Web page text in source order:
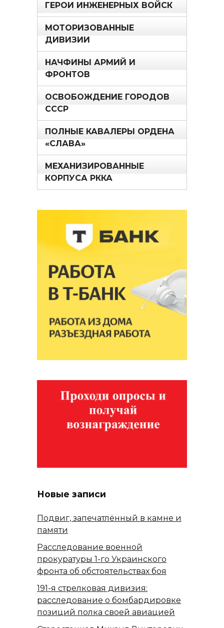
ГЕРОИ ИНЖЕНЕРНЫХ ВОЙСК
МОТОРИЗОВАННЫЕ
ДИВИЗИИ
НАЧФИНЫ АРМИЙ И
ФРОНТОВ
ОСВОБОЖДЕНИЕ ГОРОДОВ
СССР
ПОЛНЫЕ КАВАЛЕРЫ ОРДЕНА
«СЛАВА»
МЕХАНИЗИРОВАННЫЕ
КОРПУСА РККА
Новые записи
Подвиг, запечатлённый в камне и
памяти
Расследование военной
прокуратуры 1-го Украинского
фронта об обстоятельствах боя
191-я стрелковая дивизия:
расследование о бомбардировке
позиций полка своей авиацией